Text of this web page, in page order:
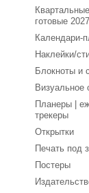
готовые 2027
Календари-
Наклейки/
Блокноты и
Визуальное
Планеры |
трекеры
Открытки
Печать под
Постеры